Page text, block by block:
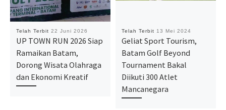
Telah Terbit 22 Juni 2026
UP TOWN RUN 2026 Siap
Ramaikan Batam,
Dorong Wisata Olahraga
dan Ekonomi Kreatif
Telah Terbit 13 Mei 2024
Geliat Sport Tourism,
Batam Golf Beyond
Tournament Bakal
Diikuti 300 Atlet
Mancanegara